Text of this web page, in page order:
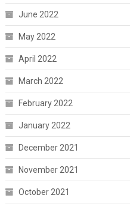
June 2022
May 2022
April 2022
March 2022
February 2022
January 2022
December 2021
November 2021
October 2021